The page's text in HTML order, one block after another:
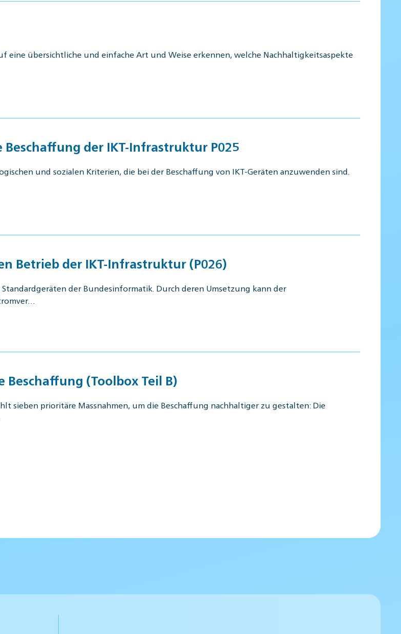
eine übersichtliche und einfache Art und Weise erkennen, welche Nachhaltigkeitsaspekte
der IKT-Infrastruktur P025
und sozialen Kriterien, die bei der Beschaffung von IKT-Geräten anzuwenden sind.
Betrieb der IKT-Infrastruktur (P026)
der Bundesinformatik. Durch deren Umsetzung kann der
(Toolbox Teil B)
sieben prioritäre Massnahmen, um die Beschaffung nachhaltiger zu gestalten: Die